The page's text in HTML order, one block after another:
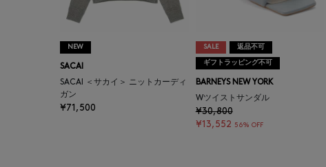
NEW
SACAI
SACAI ＜サカイ＞ ニットカーディ
ガン
¥71,500
SALE 返品不可
ギフトラッピング不可
BARNEYS NEW YORK
Wツイストサンダル
¥30,800
¥13,552 56% OFF